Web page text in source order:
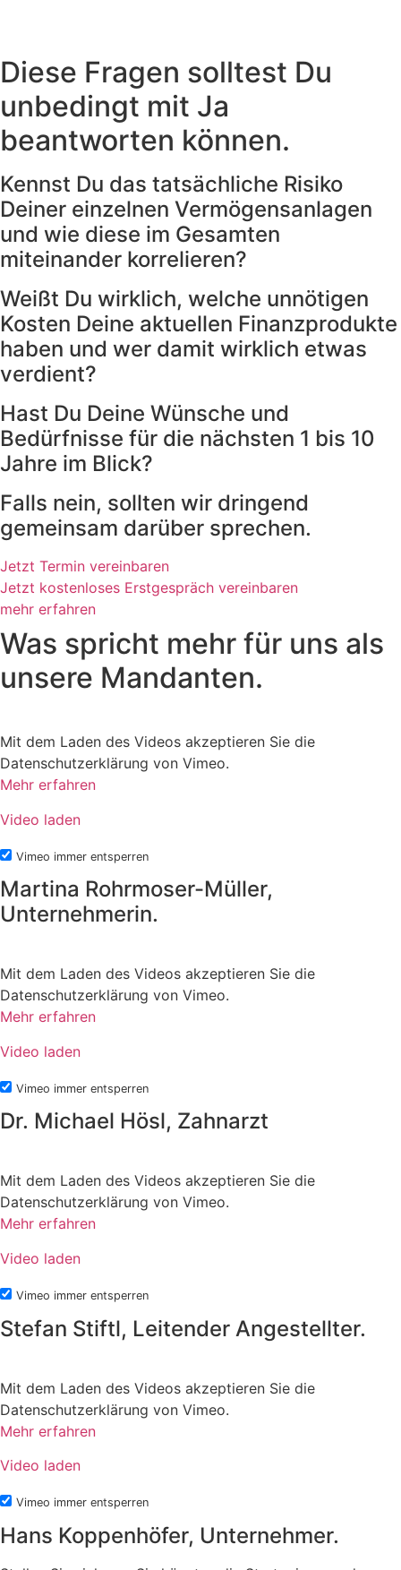
Diese Fragen solltest Du
unbedingt mit Ja
beantworten können.
Kennst Du das tatsächliche Risiko
Deiner einzelnen Vermögensanlagen
und wie diese im Gesamten
miteinander korrelieren?
Weißt Du wirklich, welche unnötigen
Kosten Deine aktuellen Finanzprodukte
haben und wer damit wirklich etwas
verdient?
Hast Du Deine Wünsche und
Bedürfnisse für die nächsten 1 bis 10
Jahre im Blick?
Falls nein, sollten wir dringend
gemeinsam darüber sprechen.
Jetzt Termin vereinbaren
Jetzt kostenloses Erstgespräch vereinbaren
mehr erfahren
Was spricht mehr für uns als
unsere Mandanten.
Mit dem Laden des Videos akzeptieren Sie die
Datenschutzerklärung von Vimeo.
Mehr erfahren
Video laden
Vimeo immer entsperren
Martina Rohrmoser-Müller,
Unternehmerin.
Mit dem Laden des Videos akzeptieren Sie die
Datenschutzerklärung von Vimeo.
Mehr erfahren
Video laden
Vimeo immer entsperren
Dr. Michael Hösl, Zahnarzt
Mit dem Laden des Videos akzeptieren Sie die
Datenschutzerklärung von Vimeo.
Mehr erfahren
Video laden
Vimeo immer entsperren
Stefan Stiftl, Leitender Angestellter.
Mit dem Laden des Videos akzeptieren Sie die
Datenschutzerklärung von Vimeo.
Mehr erfahren
Video laden
Vimeo immer entsperren
Hans Koppenhöfer, Unternehmer.